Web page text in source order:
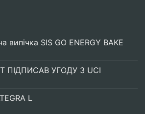
випічка SIS GO ENERGY BAKE
ПІДПИСАВ УГОДУ З UCI
L